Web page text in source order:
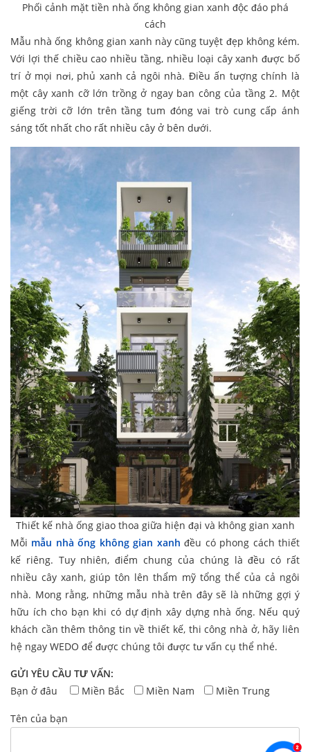
Phối cảnh mặt tiền nhà ống không gian xanh độc đáo phá
cách
Mẫu nhà ống không gian xanh này cũng tuyệt đẹp không kém.
Với lợi thế chiều cao nhiều tầng, nhiều loại cây xanh được bố
trí ở mọi nơi, phủ xanh cả ngôi nhà. Điều ấn tượng chính là
một cây xanh cỡ lớn trồng ở ngay ban công của tầng 2. Một
giếng trời cỡ lớn trên tầng tum đóng vai trò cung cấp ánh
sáng tốt nhất cho rất nhiều cây ở bên dưới.
Thiết kế nhà ống giao thoa giữa hiện đại và không gian xanh
Mỗi mẫu nhà ống không gian xanh đều có phong cách thiết
kế riêng. Tuy nhiên, điểm chung của chúng là đều có rất
nhiều cây xanh, giúp tôn lên thẩm mỹ tổng thể của cả ngôi
nhà. Mong rằng, những mẫu nhà trên đây sẽ là những gợi ý
hữu ích cho bạn khi có dự định xây dựng nhà ống. Nếu quý
khách cần thêm thông tin về thiết kế, thi công nhà ở, hãy liên
hệ ngay WEDO để được chúng tôi được tư vấn cụ thể nhé.
GỬI YÊU CẦU TƯ VẤN:
Bạn ở đâu
Miền Bắc Miền Nam Miền Trung
Tên của bạn